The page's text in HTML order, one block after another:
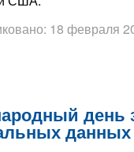
18 февраля
день
данных